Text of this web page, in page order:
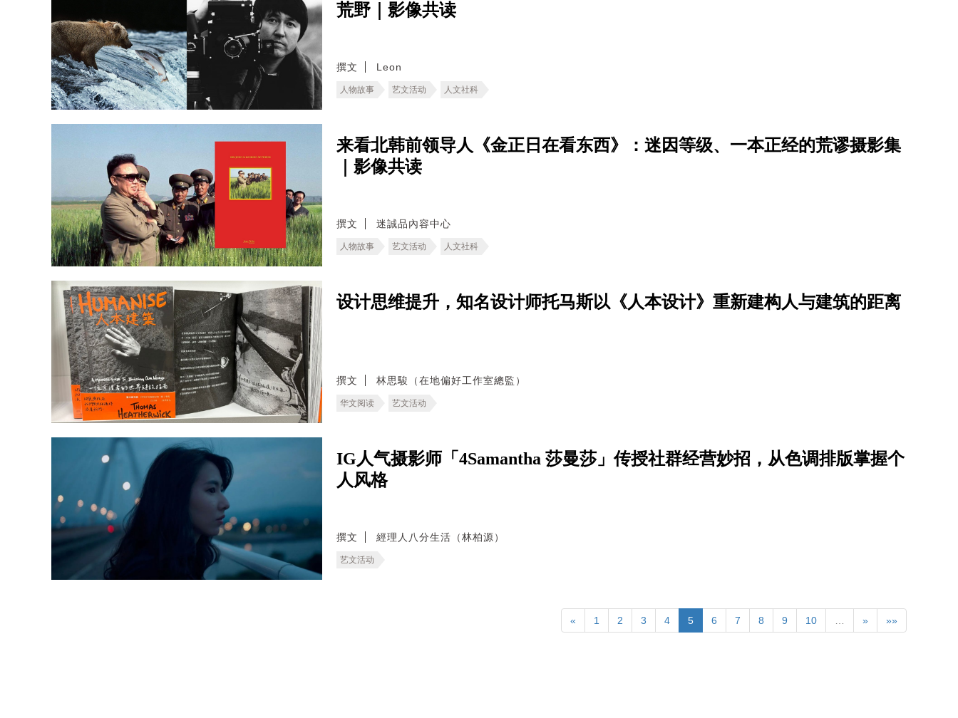
荒野｜影像共读
撰文 Leon
人物故事 艺文活动 人文社科
来看北韩前领导人《金正日在看东西》：迷因等级、一本正经的荒谬摄影集
｜影像共读
撰文 迷誠品內容中心
人物故事 艺文活动 人文社科
设计思维提升，知名设计师托马斯以《人本设计》重新建构人与建筑的距离
撰文 林思駿（在地偏好工作室總監）
华文阅读 艺文活动
IG人气摄影师「4Samantha 莎曼莎」传授社群经营妙招，从色调排版掌握个
人风格
撰文 經理人八分生活（林柏源）
艺文活动
« 1 2 3 4 5 6 7 8 9 10 … » »»